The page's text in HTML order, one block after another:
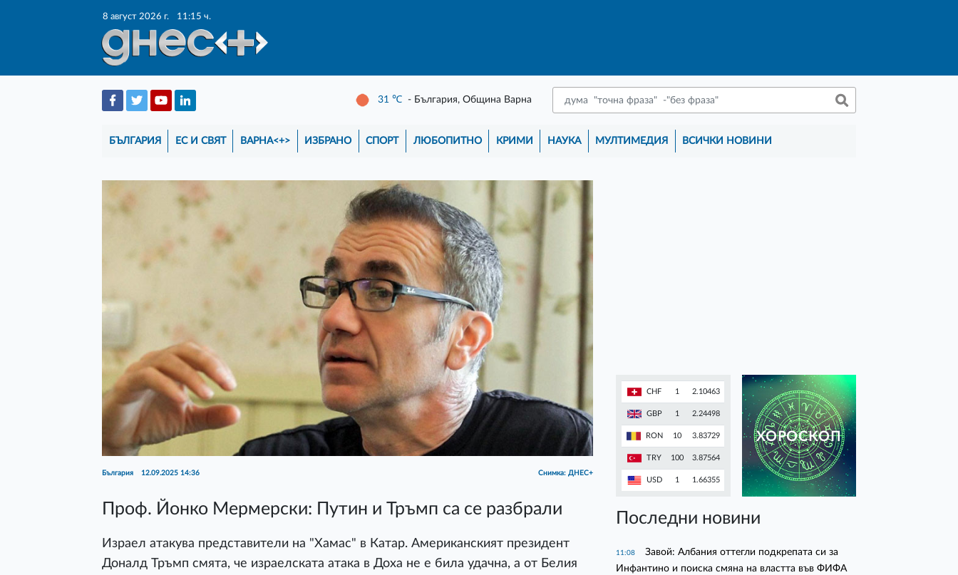
8 август 2026 г. 11:15 ч.
31 ℃ - България, Община Варна
БЪЛГАРИЯ ЕС И СВЯТ ВАРНА<+> ИЗБРАНО СПОРТ ЛЮБОПИТНО КРИМИ НАУКА МУЛТИМЕДИЯ ВСИЧКИ НОВИНИ
България 12.09.2025 14:36 Снимка: ДНЕС+
Проф. Йонко Мермерски: Путин и Тръмп са се разбрали
Израел атакува представители на "Хамас" в Катар. Американският президент
Доналд Тръмп смята, че израелската атака в Доха не е била удачна, а от Белия
CHF 1 2.10463
GBP 1 2.24498
RON 10 3.83729
TRY 100 3.87564
USD 1 1.66355
ХОРОСКОП
Последни новини
11:08
Завой: Албания оттегли подкрепата си за
Инфантино и поиска смяна на властта във ФИФА